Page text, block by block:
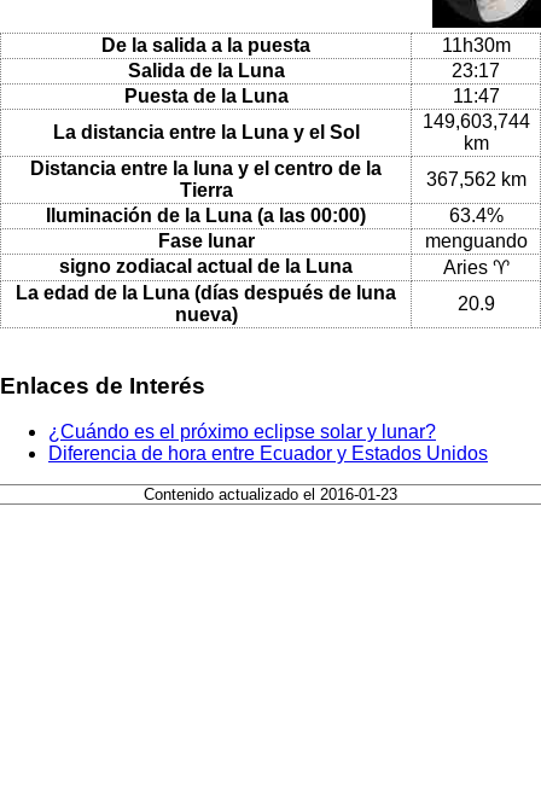
De la salida a la puesta
11h30m
Salida de la Luna
23:17
Puesta de la Luna
11:47
La distancia entre la Luna y el Sol
149,603,744
km
Distancia entre la luna y el centro de la
Tierra
367,562 km
Iluminación de la Luna (a las 00:00)
63.4%
Fase lunar
menguando
signo zodiacal actual de la Luna
Aries ♈
La edad de la Luna (días después de luna
nueva)
20.9
Enlaces de Interés
¿Cuándo es el próximo eclipse solar y lunar?
Diferencia de hora entre Ecuador y Estados Unidos
Contenido actualizado el 2016-01-23